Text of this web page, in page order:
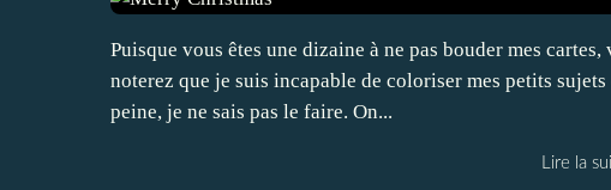
Puisque vous êtes une dizaine à ne pas bouder mes
noterez que je suis incapable de coloriser mes petits
peine, je ne sais pas le faire. On...
Lire la